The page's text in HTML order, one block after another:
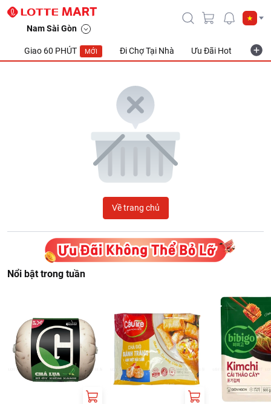
Nam Sài Gòn
Giao 60 PHÚT MỚI Đi Chợ Tại Nhà Ưu Đãi Hot
Về trang chủ
Nổi bật trong tuần
LOTTE Mart Viet Nam